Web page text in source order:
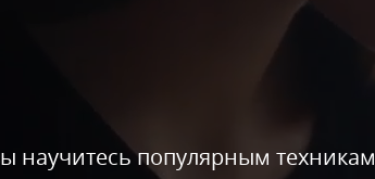
научитесь популярным техникам